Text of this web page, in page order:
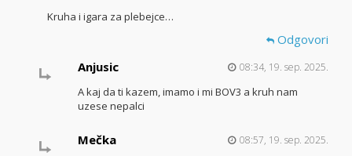
Kruha i igara za plebejce…
Odgovori
Anjusic
08:34, 19. sep. 2025.
A kaj da ti kazem, imamo i mi BOV3 a kruh nam
uzese nepalci
Mečka 08:57, 19. sep. 2025.